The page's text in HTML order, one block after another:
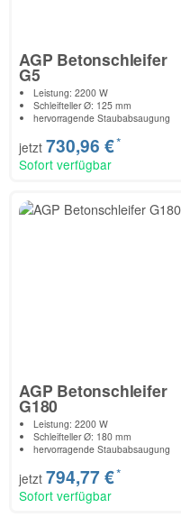
AGP Betonschleifer
G5
Leistung: 2200 W
Schleifteller Ø: 125 mm
hervorragende Staubabsaugung
jetzt 730,96 €*
Sofort verfügbar
AGP Betonschleifer
G180
Leistung: 2200 W
Schleifteller Ø: 180 mm
hervorragende Staubabsaugung
jetzt 794,77 €*
Sofort verfügbar